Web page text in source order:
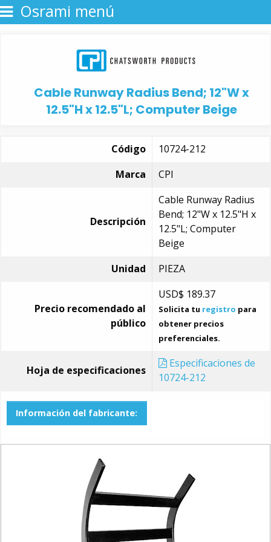
Osrami menú
Cable Runway Radius Bend; 12"W x
12.5"H x 12.5"L; Computer Beige
Código
10724-212
Marca
CPI
Descripción
Cable Runway Radius
Bend; 12"W x 12.5"H x
12.5"L; Computer
Beige
Unidad
PIEZA
Precio recomendado al
público
USD$ 189.37
Solicita tu registro para
obtener precios
preferenciales.
Hoja de especificaciones
Especificaciones de
10724-212
Información del fabricante: